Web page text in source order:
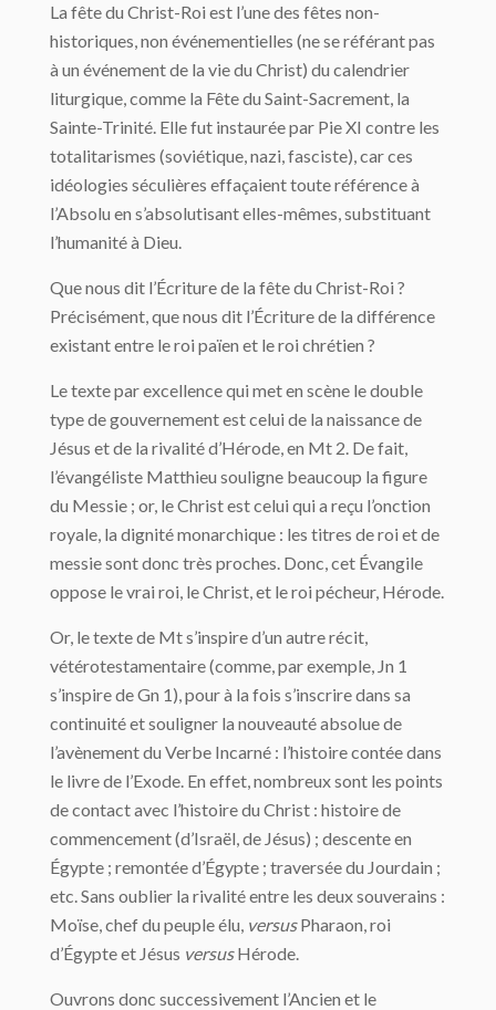
La fête du Christ-Roi est l’une des fêtes non-
historiques, non événementielles (ne se référant pas
à un événement de la vie du Christ) du calendrier
liturgique, comme la Fête du Saint-Sacrement, la
Sainte-Trinité. Elle fut instaurée par Pie XI contre les
totalitarismes (soviétique, nazi, fasciste), car ces
idéologies séculières effaçaient toute référence à
l’Absolu en s’absolutisant elles-mêmes, substituant
l’humanité à Dieu.
Que nous dit l’Écriture de la fête du Christ-Roi ?
Précisément, que nous dit l’Écriture de la différence
existant entre le roi païen et le roi chrétien ?
Le texte par excellence qui met en scène le double
type de gouvernement est celui de la naissance de
Jésus et de la rivalité d’Hérode, en Mt 2. De fait,
l’évangéliste Matthieu souligne beaucoup la figure
du Messie ; or, le Christ est celui qui a reçu l’onction
royale, la dignité monarchique : les titres de roi et de
messie sont donc très proches. Donc, cet Évangile
oppose le vrai roi, le Christ, et le roi pécheur, Hérode.
Or, le texte de Mt s’inspire d’un autre récit,
vétérotestamentaire (comme, par exemple, Jn 1
s’inspire de Gn 1), pour à la fois s’inscrire dans sa
continuité et souligner la nouveauté absolue de
l’avènement du Verbe Incarné : l’histoire contée dans
le livre de l’Exode. En effet, nombreux sont les points
de contact avec l’histoire du Christ : histoire de
commencement (d’Israël, de Jésus) ; descente en
Égypte ; remontée d’Égypte ; traversée du Jourdain ;
etc. Sans oublier la rivalité entre les deux souverains :
Moïse, chef du peuple élu, versusPharaon, roi
d’Égypte et Jésus versusHérode.
Ouvrons donc successivement l’Ancien et le